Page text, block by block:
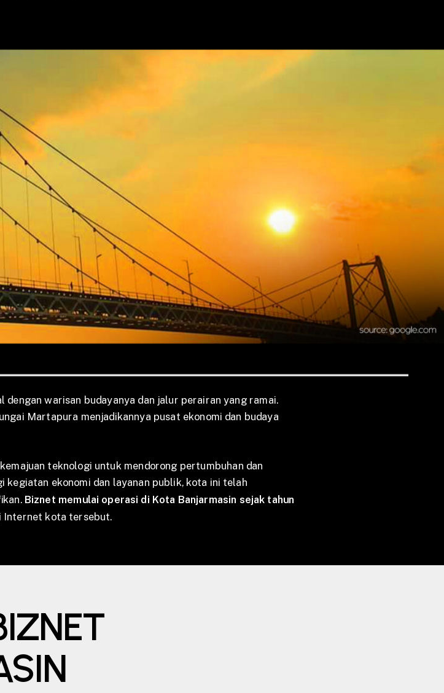
warisan budayanya dan jalur perairan yang ramai.
Martapura menjadikannya pusat ekonomi dan budaya
teknologi untuk mendorong pertumbuhan dan
ekonomi dan layanan publik, kota ini telah
Biznet memulai operasi di Kota Banjarmasin sejak tahun
Internet kota tersebut.